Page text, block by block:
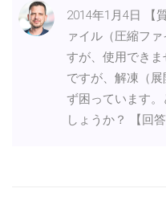
2014年1月4日 【
ァイル（圧縮フ
すが、使用でき
ですが、解凍（
ず困っています
しょうか？ 【回